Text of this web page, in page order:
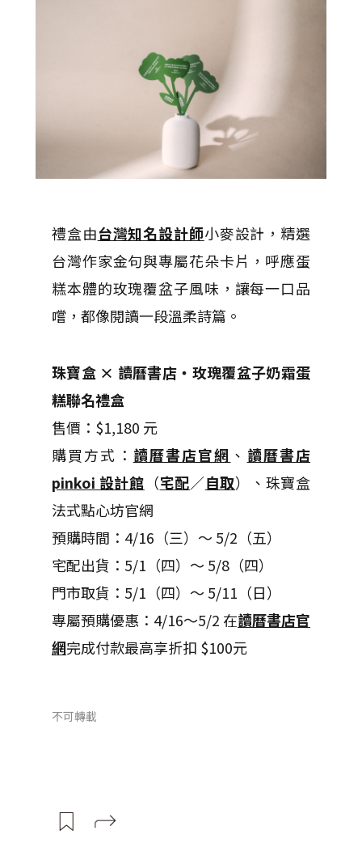
禮盒由台灣知名設計師小麥設計，精選
台灣作家金句與專屬花朵卡片，呼應蛋
糕本體的玫瑰覆盆子風味，讓每一口品
嚐，都像閱讀一段溫柔詩篇。
珠寶盒 × 讀曆書店・玫瑰覆盆子奶霜蛋
糕聯名禮盒
售價：$1,180 元
購買方式： 讀曆書店官網 、 讀曆書店
pinkoi 設計館 （宅配／自取）、珠寶盒
法式點心坊官網
預購時間：4/16（三）～ 5/2（五）
宅配出貨：5/1（四）～ 5/8（四）
門市取貨：5/1（四）～ 5/11（日）
專屬預購優惠：4/16～5/2 在讀曆書店官
網完成付款最高享折扣 $100元
不可轉載